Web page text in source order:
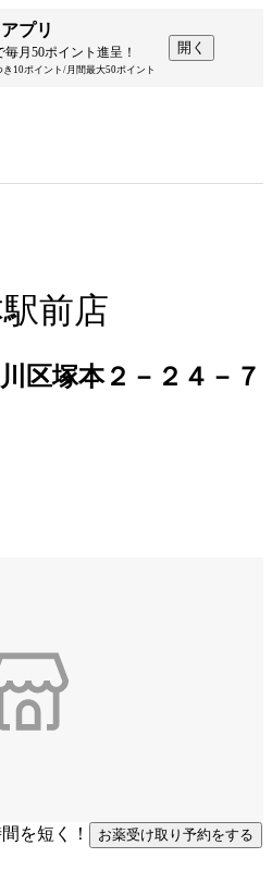
プリ
月50ポイント進呈！
10ポイント/月間最大50ポイント
開く
前店
区塚本２－２４－７
短く！
お薬受け取り予約をする
短く！